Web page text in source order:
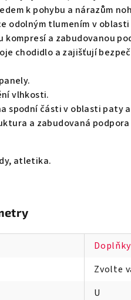
k pohybu a nárazům
odolným tlumením v
kompresí a zabudovanou
chodidlo a zajišťují
vlhkosti.
spodní části v oblasti paty
a zabudovaná
atletika.
Doplňky
Zvolte
U